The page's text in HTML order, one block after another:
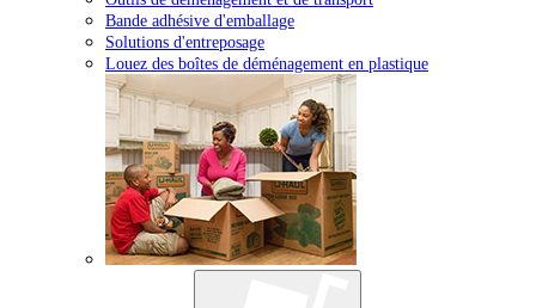
Bande adhésive d'emballage
Solutions d'entreposage
Louez des boîtes de déménagement en plastique